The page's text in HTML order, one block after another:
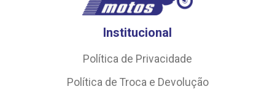
Institucional
Política de Privacidade
Política de Troca e Devolução